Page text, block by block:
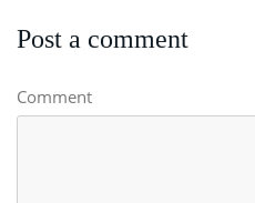
Post a comment
Comment